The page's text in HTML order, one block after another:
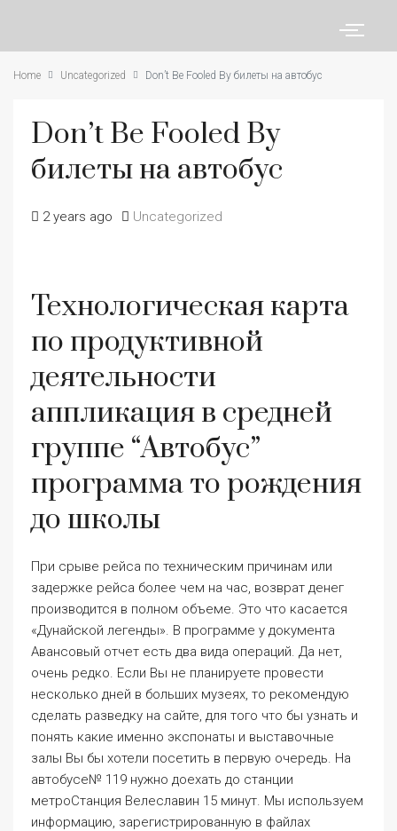
Home Uncategorized Don’t Be Fooled By билеты на автобус
Don’t Be Fooled By
билеты на автобус
2 years ago Uncategorized
Технологическая карта
по продуктивной
деятельности
аппликация в средней
группе “Автобус”
программа то рождения
до школы
При срыве рейса по техническим причинам или
задержке рейса более чем на час, возврат денег
производится в полном объеме. Это что касается
«Дунайской легенды». В программе у документа
Авансовый отчет есть два вида операций. Да нет,
очень редко. Если Вы не планируете провести
несколько дней в больших музеях, то рекомендую
сделать разведку на сайте, для того что бы узнать и
понять какие именно экспонаты и выставочные
залы Вы бы хотели посетить в первую очередь. На
автобусе№ 119 нужно доехать до станции
метроCтанция Велеславин 15 минут. Мы используем
информацию, зарегистрированную в файлах